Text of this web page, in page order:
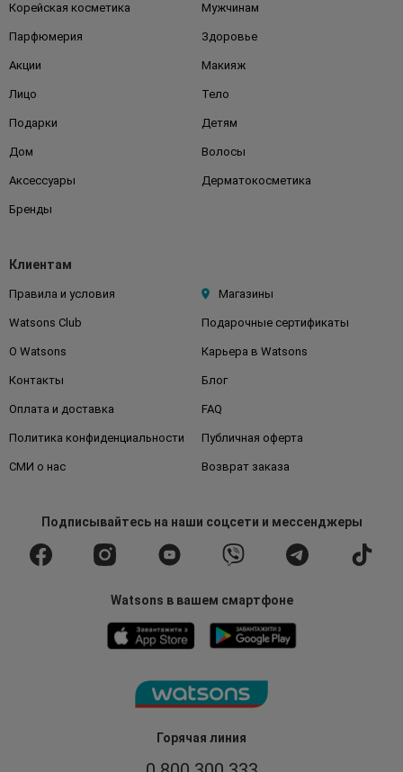
Горячая линия
Корейская косметика Мужчинам
Парфюмерия Здоровье
Акции Макияж
Лицо Тело
Подарки Детям
Дом Волосы
Аксессуары Дерматокосметика
Бренды
Клиентам
Правила и условия Магазины
Watsons Club Подарочные сертификаты
О Watsons Карьера в Watsons
Контакты Блог
Оплата и доставка FAQ
Политика конфиденциальности Публичная оферта
СМИ о нас Возврат заказа
Подписывайтесьна наши соцсети и мессенджеры
Watsons в вашем смартфоне